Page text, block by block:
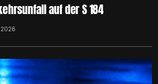
auf der S 184